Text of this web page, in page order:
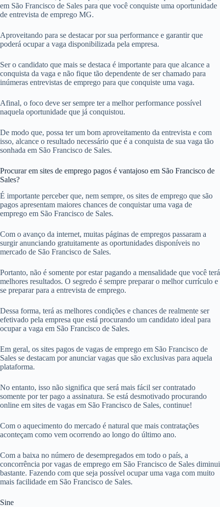
em São Francisco de Sales para que você conquiste uma oportunidade
de entrevista de emprego MG.
Aproveitando para se destacar por sua performance e garantir que
poderá ocupar a vaga disponibilizada pela empresa.
Ser o candidato que mais se destaca é importante para que alcance a
conquista da vaga e não fique tão dependente de ser chamado para
inúmeras entrevistas de emprego para que conquiste uma vaga.
Afinal, o foco deve ser sempre ter a melhor performance possível
naquela oportunidade que já conquistou.
De modo que, possa ter um bom aproveitamento da entrevista e com
isso, alcance o resultado necessário que é a conquista de sua vaga tão
sonhada em São Francisco de Sales.
Procurar em sites de emprego pagos é vantajoso em São Francisco de
Sales?
É importante perceber que, nem sempre, os sites de emprego que são
pagos apresentam maiores chances de conquistar uma vaga de
emprego em São Francisco de Sales.
Com o avanço da internet, muitas páginas de empregos passaram a
surgir anunciando gratuitamente as oportunidades disponíveis no
mercado de São Francisco de Sales.
Portanto, não é somente por estar pagando a mensalidade que você terá
melhores resultados. O segredo é sempre preparar o melhor currículo e
se preparar para a entrevista de emprego.
Dessa forma, terá as melhores condições e chances de realmente ser
efetivado pela empresa que está procurando um candidato ideal para
ocupar a vaga em São Francisco de Sales.
Em geral, os sites pagos de vagas de emprego em São Francisco de
Sales se destacam por anunciar vagas que são exclusivas para aquela
plataforma.
No entanto, isso não significa que será mais fácil ser contratado
somente por ter pago a assinatura. Se está desmotivado procurando
online em sites de vagas em São Francisco de Sales, continue!
Com o aquecimento do mercado é natural que mais contratações
aconteçam como vem ocorrendo ao longo do último ano.
Com a baixa no número de desempregados em todo o país, a
concorrência por vagas de emprego em São Francisco de Sales diminui
bastante. Fazendo com que seja possível ocupar uma vaga com muito
mais facilidade em São Francisco de Sales.
Sine